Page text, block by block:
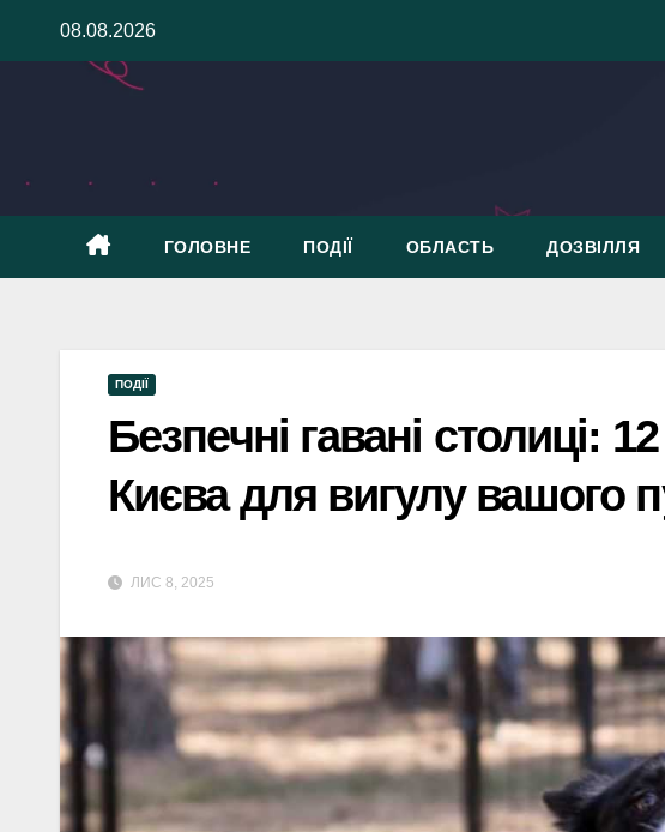
08.08.2026
ГОЛОВНЕ ПОДІЇ ОБЛАСТЬ ДОЗВІЛЛЯ
ПОДІЇ
Безпечні гавані столиці:
Києва для вигулу вашого
ЛИС 8, 2025